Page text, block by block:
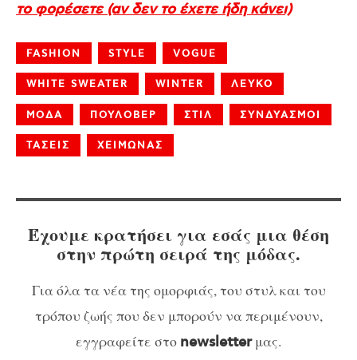
το φορέσετε (αν δεν το έχετε ήδη κάνει)
FASHION STYLE VOGUE
WHITE SWEATER WINTER ΛΕΥΚΟ
ΜΟΔΑ ΠΟΥΛΟΒΕΡ ΣΤΙΛ ΣΥΝΔΥΑΣΜΟΙ
ΤΑΣΕΙΣ ΧΕΙΜΩΝΑΣ
Έχουμε κρατήσει για εσάς μια θέση
στην πρώτη σειρά της μόδας.
Για όλα τα νέα της ομορφιάς, του στυλ και του
τρόπου ζωής που δεν μπορούν να περιμένουν,
εγγραφείτε στο newsletterμας.